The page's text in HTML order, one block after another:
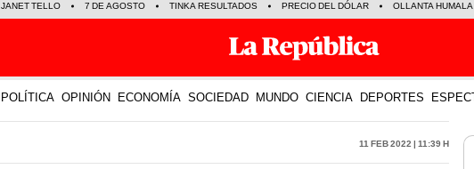
JANET TELLO 7 DE AGOSTO TINKA RESULTADOS PRECIO DEL DÓLAR OLLANTA HUMALA
POLÍTICA OPINIÓN ECONOMÍA SOCIEDAD MUNDO CIENCIA DEPORTES
11 Feb 2022 | 11:39 h